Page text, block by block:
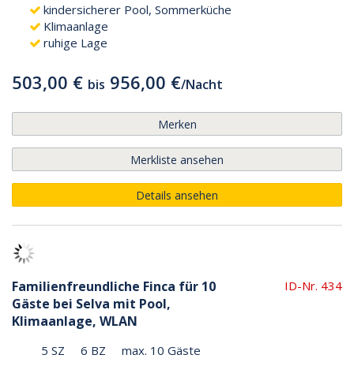
kindersicherer Pool, Sommerküche
Klimaanlage
ruhige Lage
503,00 € bis 956,00 €/Nacht
Merken
Merkliste ansehen
Details ansehen
Familienfreundliche Finca für 10
Gäste bei Selva mit Pool,
Klimaanlage, WLAN
ID-Nr. 434
5 SZ 6 BZ
max. 10 Gäste